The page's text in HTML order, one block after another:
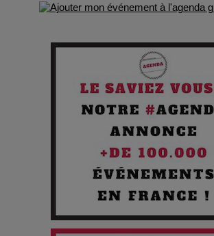
Comment Prendre Soin de sa Santé
Pourquoi les Petites Entreprises
Cibles des Hackers
Les 3 meilleures destinations pour des
Quand l'Opéra Rencontre l'IA : Lola
Paradoxe qui Chante le Futur